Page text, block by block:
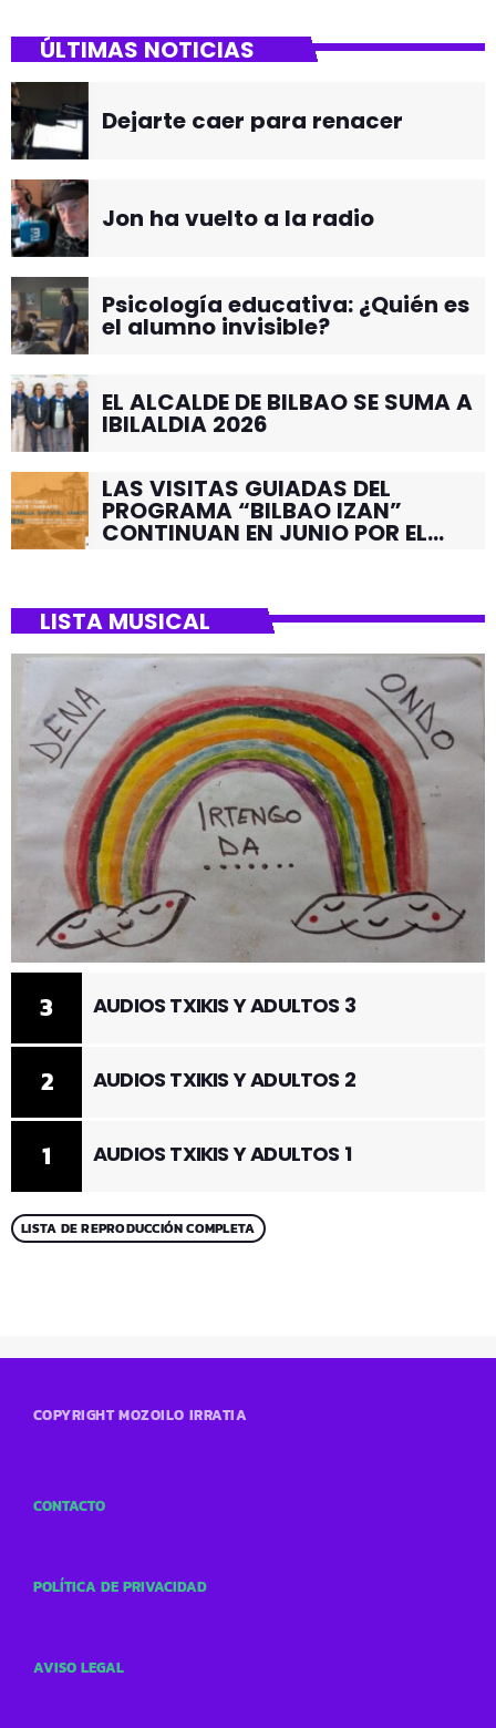
ÚLTIMAS NOTICIAS
Dejarte caer para renacer
Jon ha vuelto a la radio
Psicología educativa: ¿Quién es
el alumno invisible?
EL ALCALDE DE BILBAO SE SUMA A
IBILALDIA 2026
LAS VISITAS GUIADAS DEL
PROGRAMA “BILBAO IZAN”
CONTINUAN EN JUNIO POR EL
LISTA MUSICAL
1 AUDIOS TXIKIS Y ADULTOS 1
2 AUDIOS TXIKIS Y ADULTOS 2
3 AUDIOS TXIKIS Y ADULTOS 3
LISTA DE REPRODUCCIÓN COMPLETA
COPYRIGHT MOZOILO IRRATIA
CONTACTO
POLÍTICA DE PRIVACIDAD
AVISO LEGAL